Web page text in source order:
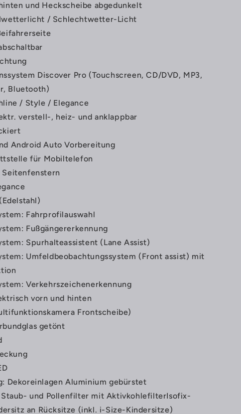
und Heckscheibe abgedunkelt
/ Schlechtwetter-Licht
Discover Pro (Touchscreen, CD/DVD, MP3,
Bluetooth)
/ Style / Elegance
verstell-, heiz- und anklappbar
Android Auto Vorbereitung
für Mobiltelefon
Fahrprofilauswahl
Fußgängererkennung
Spurhalteassistent (Lane Assist)
Umfeldbeobachtungssystem (Front assist) mit
Verkehrszeichenerkennung
vorn und hinten
Frontscheibe)
getönt
Dekoreinlagen Aluminium gebürstet
und Pollenfilter mit AktivkohlefilterIsofix-
an Rücksitze (inkl. i-Size-Kindersitze)